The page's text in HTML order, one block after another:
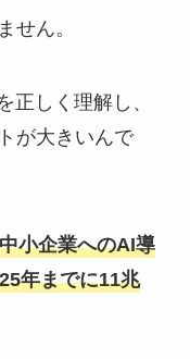
せん。
正しく理解し、
が大きいんで
小企業へのAI導
年までに11兆